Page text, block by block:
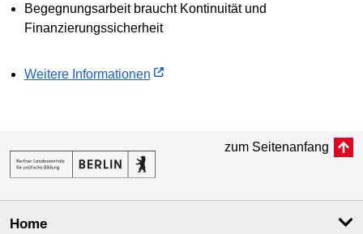
Begegnungsarbeit braucht Kontinuität und
Finanzierungssicherheit
Weitere Informationen
zum Seitenanfang
Home